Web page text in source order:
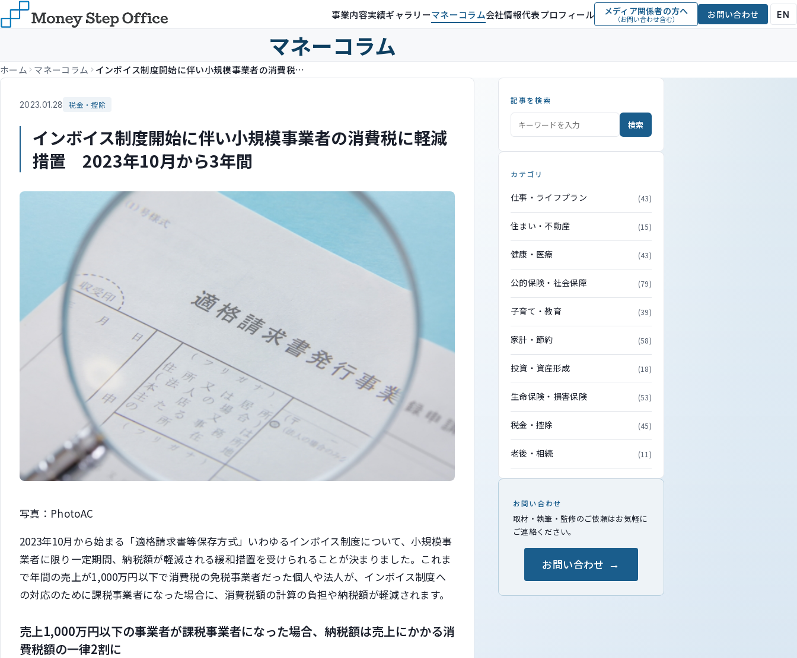
事業内容実績ギャラリーマネーコラム会社情報代表プロフィール メディア関係者の方へ
（お問い合わせ含む） お問い合わせ EN
マネーコラム
ホーム マネーコラム インボイス制度開始に伴い小規模事業者の消費税に軽減措置 2023年10月から3年間
2023.01.28 税金・控除
インボイス制度開始に伴い小規模事業者の消費税に軽減
措置 2023年10月から3年間
写真：PhotoAC
2023年10月から始まる「適格請求書等保存方式」いわゆるインボイス制度について、小規模事
業者に限り一定期間、納税額が軽減される緩和措置を受けられることが決まりました。これま
で年間の売上が1,000万円以下で消費税の免税事業者だった個人や法人が、インボイス制度へ
の対応のために課税事業者になった場合に、消費税額の計算の負担や納税額が軽減されます。
売上1,000万円以下の事業者が課税事業者になった場合、納税額は売上にかかる消
費税額の一律2割に
記事を検索
検索
カテゴリ
仕事・ライフプラン (43)
住まい・不動産 (15)
健康・医療 (43)
公的保険・社会保障 (79)
子育て・教育 (39)
家計・節約 (58)
投資・資産形成 (18)
生命保険・損害保険 (53)
税金・控除 (45)
老後・相続 (11)
お問い合わせ
取材・執筆・監修のご依頼はお気軽に
ご連絡ください。
お問い合わせ